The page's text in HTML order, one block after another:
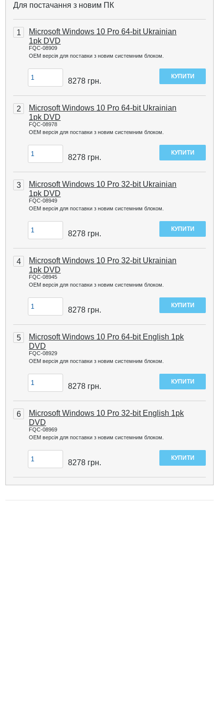
Для постачання з новим ПК
1
Microsoft Windows 10 Pro 64-bit Ukrainian
1pk DVD
FQC-08909
ОЕМ версія для поставки з новим системним блоком.
8278 грн.
2
Microsoft Windows 10 Pro 64-bit Ukrainian
1pk DVD
FQC-08978
ОЕМ версія для поставки з новим системним блоком.
8278 грн.
3
Microsoft Windows 10 Pro 32-bit Ukrainian
1pk DVD
FQC-08949
ОЕМ версія для поставки з новим системним блоком.
8278 грн.
4
Microsoft Windows 10 Pro 32-bit Ukrainian
1pk DVD
FQC-08945
ОЕМ версія для поставки з новим системним блоком.
8278 грн.
5
Microsoft Windows 10 Pro 64-bit English 1pk
DVD
FQC-08929
ОЕМ версія для поставки з новим системним блоком.
8278 грн.
6
Microsoft Windows 10 Pro 32-bit English 1pk
DVD
FQC-08969
ОЕМ версія для поставки з новим системним блоком.
8278 грн.